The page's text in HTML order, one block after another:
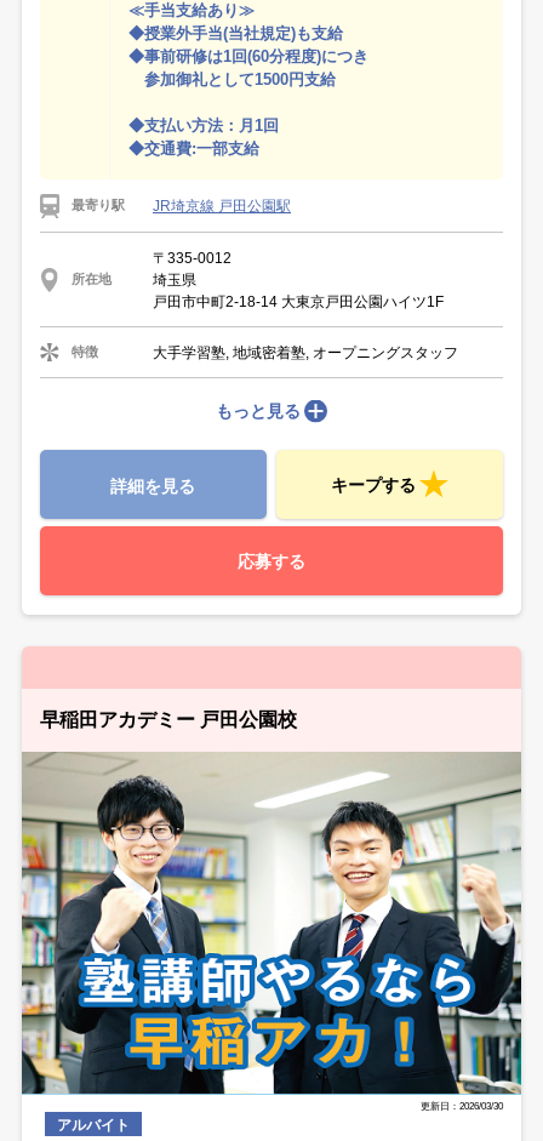
≪手当支給あり≫
◆授業外手当(当社規定)も支給
◆事前研修は1回(60分程度)につき
参加御礼として1500円支給
◆支払い方法：月1回
◆交通費:一部支給
最寄り駅 JR埼京線 戸田公園駅
所在地
〒335-0012
埼玉県
戸田市中町2-18-14 大東京戸田公園ハイツ1F
特徴 大手学習塾, 地域密着塾, オープニングスタッフ
もっと見る
詳細を見る キープする
応募する
早稲田アカデミー 戸田公園校
更新日：2026/03/30
アルバイト